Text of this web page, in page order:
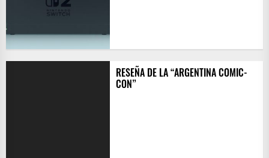
RESEÑA DE LA “ARGENTINA COMIC-
CON”